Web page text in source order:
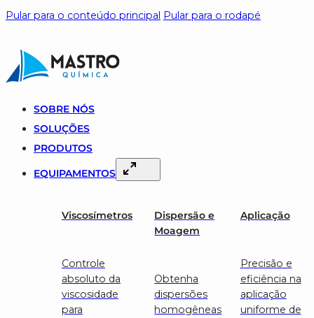
Pular para o conteúdo principal Pular para o rodapé
SOBRE NÓS
SOLUÇÕES
PRODUTOS
EQUIPAMENTOS
Viscosímetros
Controle
absoluto da
viscosidade
para
Dispersão e
Moagem
Obtenha
dispersões
homogêneas
Aplicação
Precisão e
eficiência na
aplicação
uniforme de